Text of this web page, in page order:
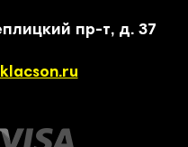
пр-т, д. 37